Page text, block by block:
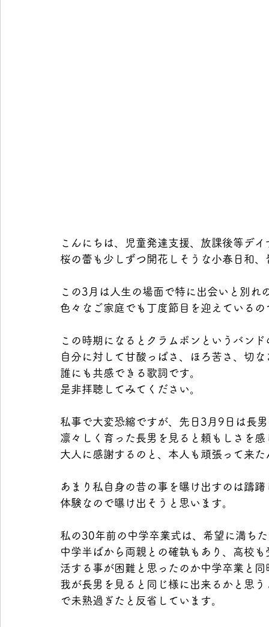
こんにちは、児童発達支援、放課後等デ
桜の蕾も少しずつ開花しそうな小春日和
この3月は人生の場面で特に出会いと別れ
色々なご家庭でも丁度節目を迎えている
この時期になるとクラムボンというバン
自分に対して甘酸っぱさ、ほろ苦さ、切
誰にも共感できる歌詞です。
是非拝聴してみてください。
私事で大変恐縮ですが、先日3月9日は長
凛々しく育った長男を見ると頼もしさを
大人に感謝するのと、本人も頑張って来
あまり私自身の昔の事を曝け出すのは躊
体験なので曝け出そうと思います。
私の30年前の中学卒業式は、希望に満ち
中学半ばから両親との確執もあり、高校
活する事が困難と思ったのか中学卒業と
我が長男を見ると同じ様に出来るかと思
で未熟過ぎたと反省しています。